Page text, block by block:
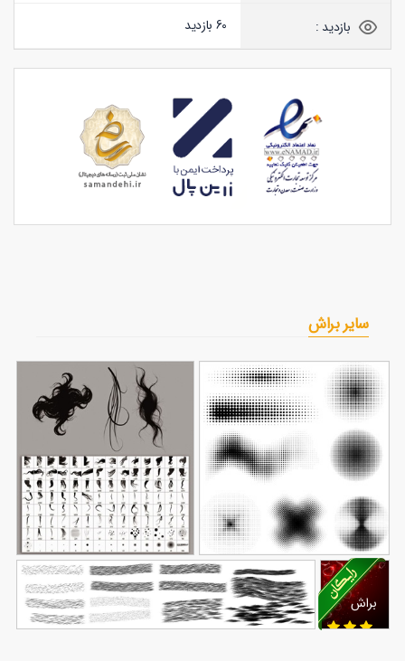
بازدید : 60 بازدید
سایر براش
وکتور نقطه شکل های
مختلف
247
مجموعه براش مو
فتوشاپ
278
براش
حباب